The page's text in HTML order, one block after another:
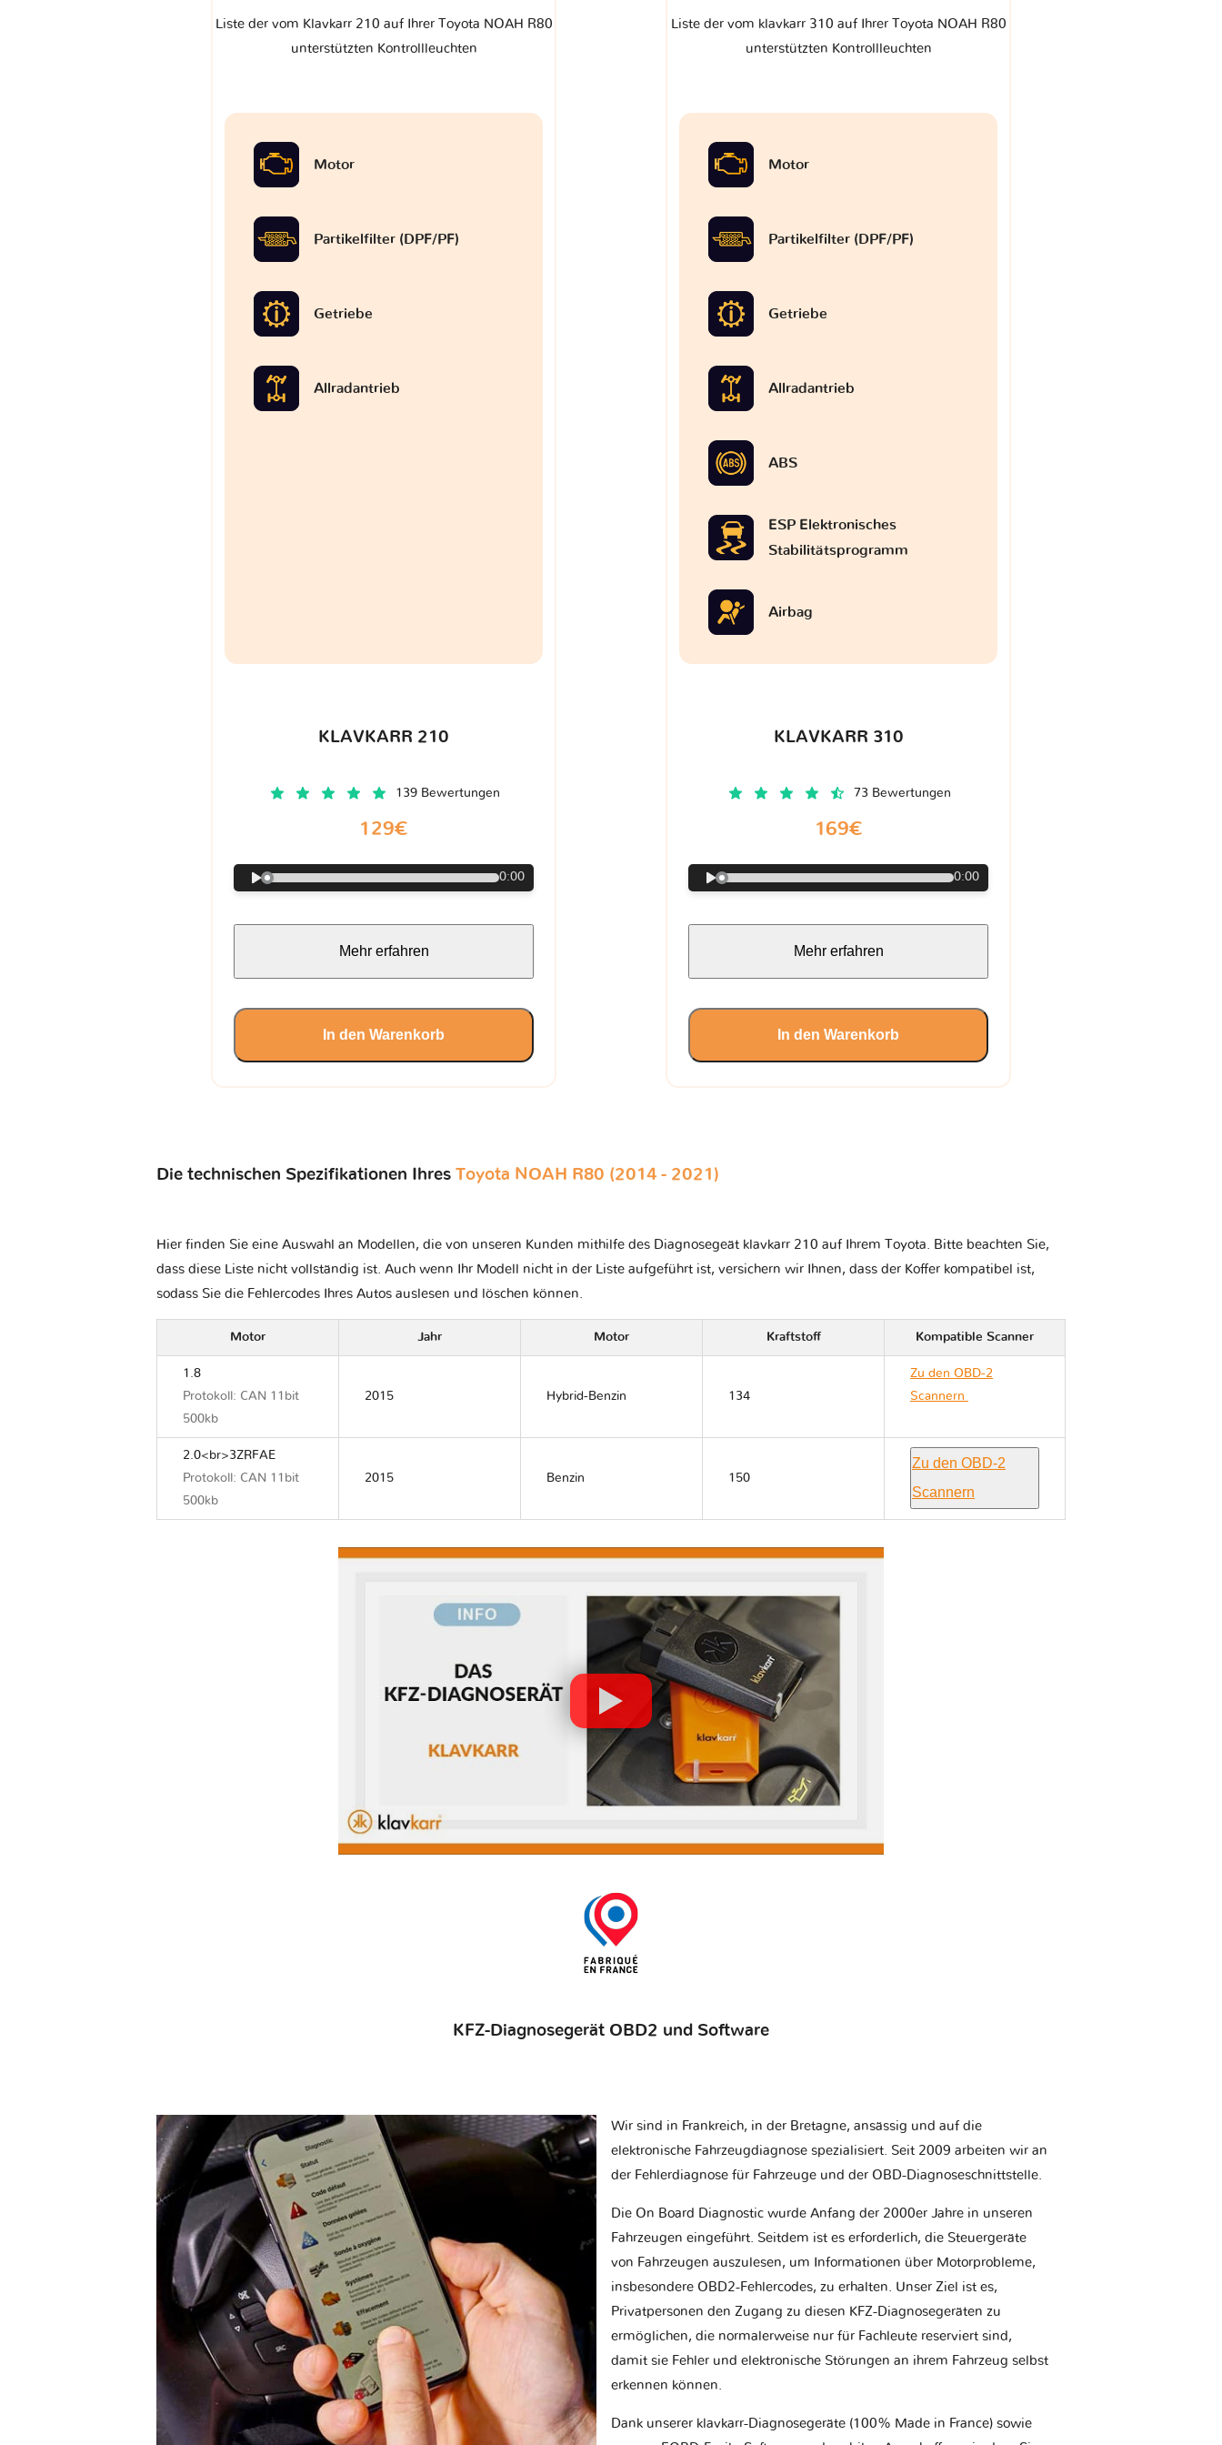
Liste der vom Klavkarr 210 auf Ihrer Toyota NOAH R80
unterstützten Kontrollleuchten
Motor
Partikelfilter (DPF/PF)
Getriebe
Allradantrieb
KLAVKARR 210
139 Bewertungen
129€
0:00
Mehr erfahren
In den Warenkorb
Liste der vom klavkarr 310 auf Ihrer Toyota NOAH R80
unterstützten Kontrollleuchten
Motor
Partikelfilter (DPF/PF)
Getriebe
Allradantrieb
ABS
ESP Elektronisches
Stabilitätsprogramm
Airbag
KLAVKARR 310
73 Bewertungen
169€
0:00
Mehr erfahren
In den Warenkorb
Die technischen Spezifikationen Ihres Toyota NOAH R80 (2014 - 2021)
Hier finden Sie eine Auswahl an Modellen, die von unseren Kunden mithilfe des Diagnosegeät klavkarr 210 auf Ihrem Toyota. Bitte beachten Sie,
dass diese Liste nicht vollständig ist. Auch wenn Ihr Modell nicht in der Liste aufgeführt ist, versichern wir Ihnen, dass der Koffer kompatibel ist,
sodass Sie die Fehlercodes Ihres Autos auslesen und löschen können.
Motor Jahr Motor Kraftstoff Kompatible Scanner
1.8
Protokoll: CAN 11bit
500kb
2015 Hybrid-Benzin 134
Zu den OBD-2
Scannern
2.0<br>3ZRFAE
Protokoll: CAN 11bit
500kb
2015 Benzin 150
Zu den OBD-2
Scannern
KFZ-Diagnosegerät OBD2 und Software
Wir sind in Frankreich, in der Bretagne, ansässig und auf die
elektronische Fahrzeugdiagnose spezialisiert. Seit 2009 arbeiten wir an
der Fehlerdiagnose für Fahrzeuge und der OBD-Diagnoseschnittstelle.
Die On Board Diagnostic wurde Anfang der 2000er Jahre in unseren
Fahrzeugen eingeführt. Seitdem ist es erforderlich, die Steuergeräte
von Fahrzeugen auszulesen, um Informationen über Motorprobleme,
insbesondere OBD2-Fehlercodes, zu erhalten. Unser Ziel ist es,
Privatpersonen den Zugang zu diesen KFZ-Diagnosegeräten zu
ermöglichen, die normalerweise nur für Fachleute reserviert sind,
damit sie Fehler und elektronische Störungen an ihrem Fahrzeug selbst
erkennen können.
Dank unserer klavkarr-Diagnosegeräte (100% Made in France) sowie